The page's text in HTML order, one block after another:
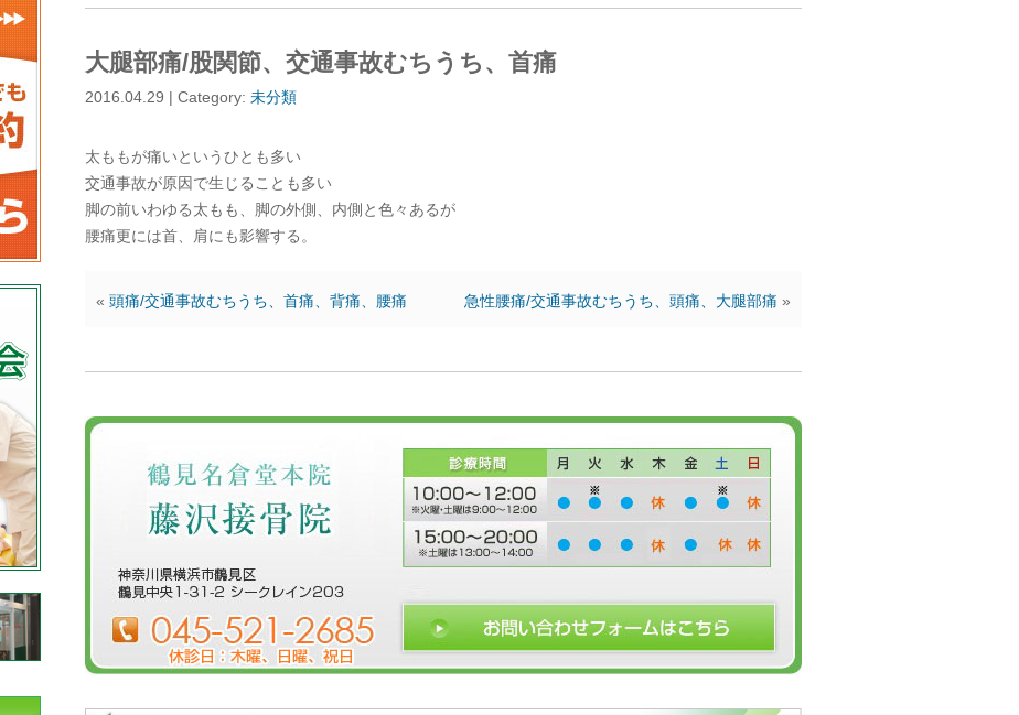
大腿部痛/股関節、交通事故むちうち、首痛
2016.04.29 | Category: 未分類
太ももが痛いというひとも多い
交通事故が原因で生じることも多い
脚の前いわゆる太もも、脚の外側、内側と色々あるが
腰痛更には首、肩にも影響する。
急性腰痛/交通事故むちうち、頭痛、大腿部痛 »
« 頭痛/交通事故むちうち、首痛、背痛、腰痛